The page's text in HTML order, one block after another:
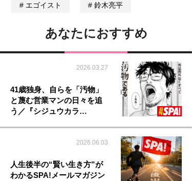
エゴイスト 鈴木亮平
あなたにおすすめ
2026.03.27
41歳独身、自らを「汚物」
と蔑む営業マンの日々を追
う／『シジュウカラ…
2026.06.03
人生後半の“賢い生き方”が
わかるSPA!メールマガジン